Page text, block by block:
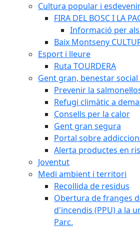
Cultura popular i
FIRA DEL BOSC I LA
Informació per
Baix Montseny
Esport i lleure
Ruta TOURDERA
Gent gran, benestar
Prevenir la
Refugi climàtic a
Consells per la calor
Gent gran segura
Portal sobre
Alerta productes en
Joventut
Medi ambient i territori
Recollida de residus
Obertura de franges
d'incendis (PPU) a la
Parc.